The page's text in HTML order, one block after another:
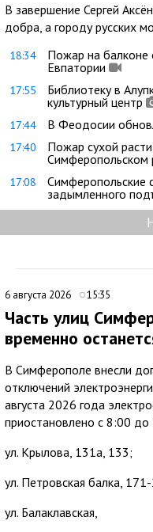
В завершение Сергей
добра, а городу русских
18:34
Пожар на балконе
Евпатории
17:55
Библиотеку в
культурный центр
17:44 В Феодосии
17:40
Пожар сухой
Симферопольском
17:08
Симферопольские
задымленного
6 августа 2026 15:35
Часть улиц
временно
В Симферополе внесли
отключений
августа 2026 года
приостановлено с 8:00 до
ул. Крылова, 131а, 133;
ул. Петровская балка,
ул. Балаклавская,